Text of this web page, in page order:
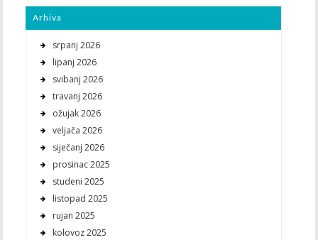
Arhiva
srpanj 2026
lipanj 2026
svibanj 2026
travanj 2026
ožujak 2026
veljača 2026
siječanj 2026
prosinac 2025
studeni 2025
listopad 2025
rujan 2025
kolovoz 2025